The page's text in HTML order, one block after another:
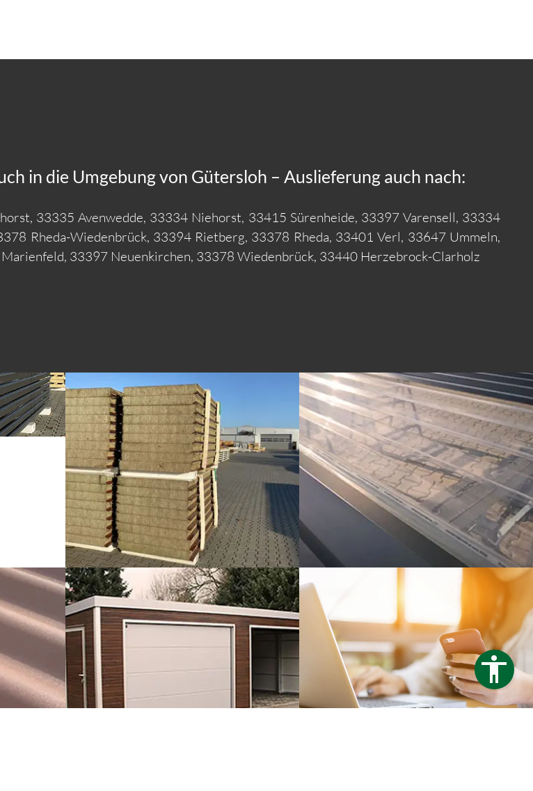
in die Umgebung von Gütersloh – Auslieferung auch nach:
33335 Avenwedde, 33334 Niehorst, 33415 Sürenheide, 33397 Varensell, 33334
Rheda-Wiedenbrück, 33394 Rietberg, 33378 Rheda, 33401 Verl, 33647 Ummeln,
33397 Neuenkirchen, 33378 Wiedenbrück, 33440 Herzebrock-Clarholz